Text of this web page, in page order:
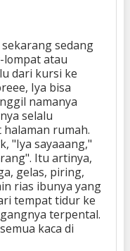
sedang
atau
dari kursi ke
Iya bisa
namanya
selalu
rumah.
"Iya sayaaang,"
Itu artinya,
gelas, piring,
rias ibunya yang
tempat tidur ke
terpental.
kaca di